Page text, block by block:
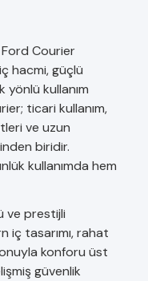
Ford Courier
hacmi, güçlü
yönlü kullanım
ticari kullanım,
ve uzun
biridir.
kullanımda hem
ve prestijli
iç tasarımı, rahat
konforu üst
güvenlik